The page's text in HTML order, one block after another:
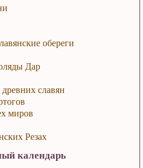
обереги
Дар
славян
миров
Резах
календарь